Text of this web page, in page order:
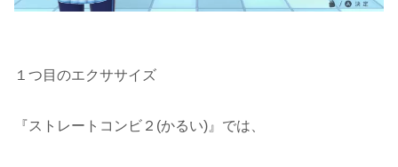
１つ目のエクササイズ
『ストレートコンビ２(かるい)』では、